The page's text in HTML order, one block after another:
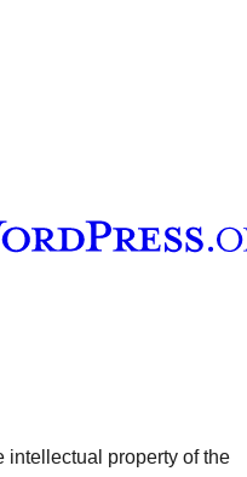
intellectual property of the